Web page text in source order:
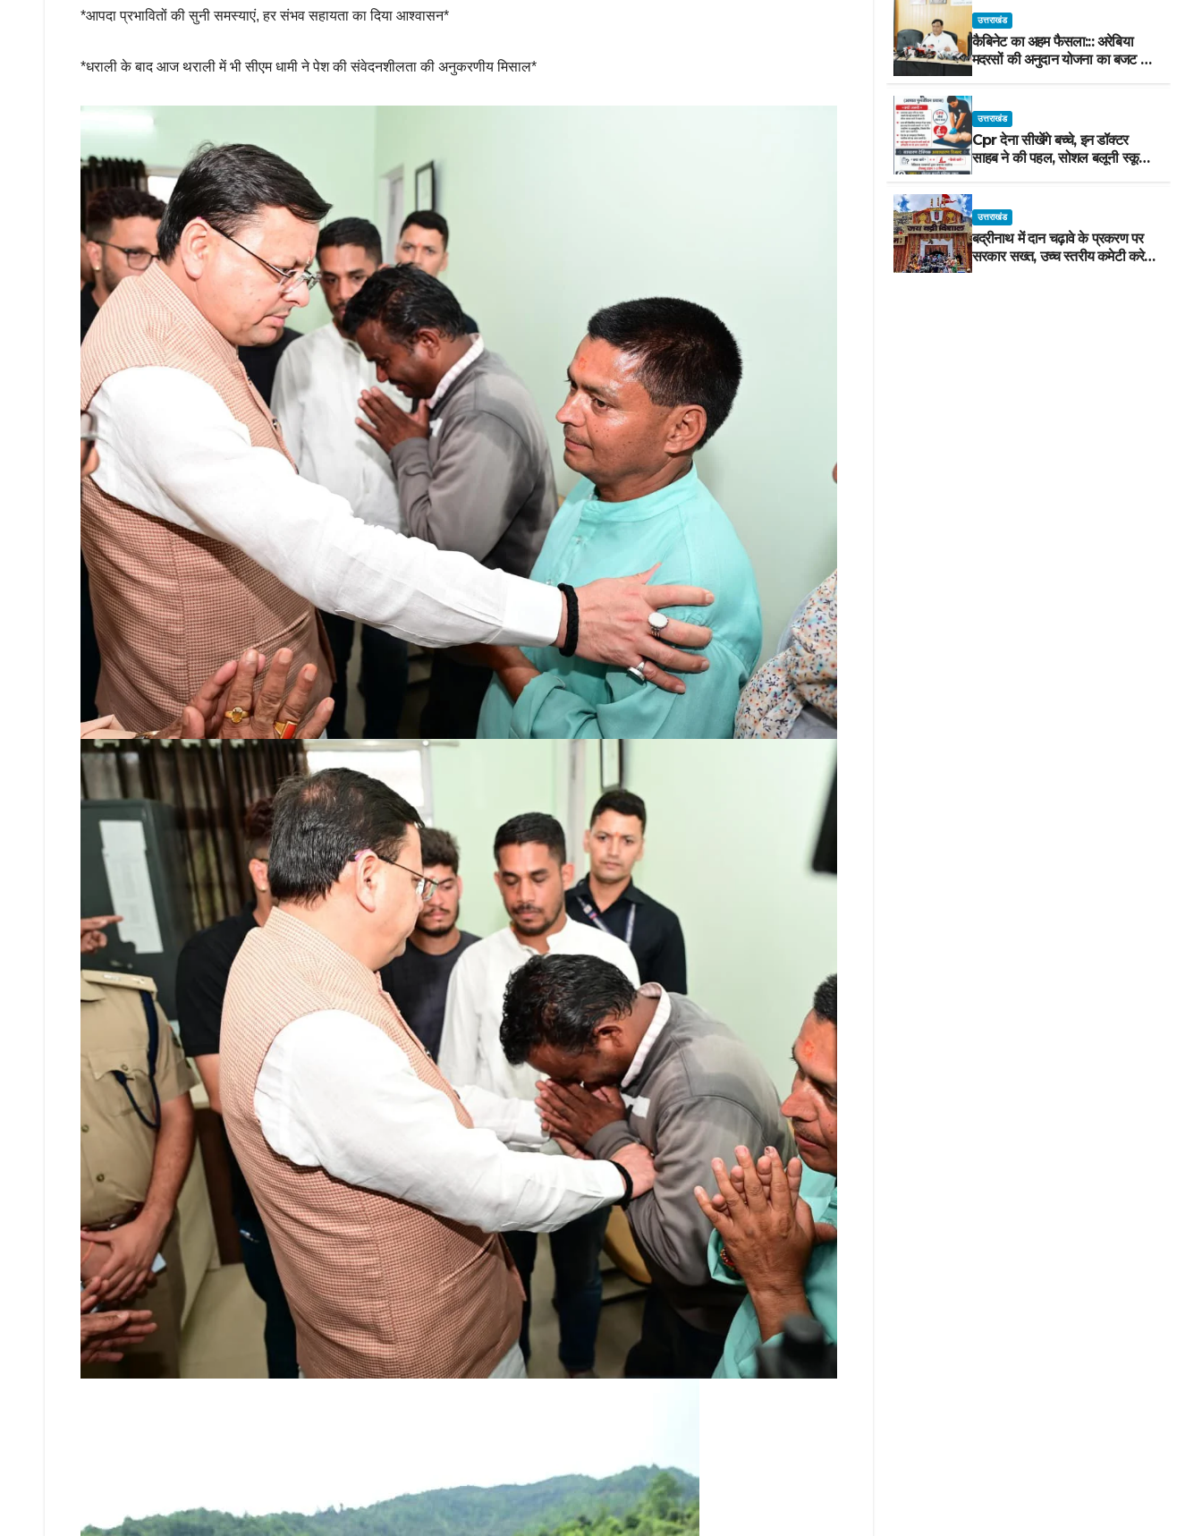
*आपदा प्रभावितों की सुनी समस्याएं, हर संभव सहायता का दिया आश्वासन*
*धराली के बाद आज थराली में भी सीएम धामी ने पेश की संवेदनशीलता की अनुकरणीय मिसाल*
उत्तराखंड
कैबिनेट का अहम फैसला::: अरेबिया
मदरसों की अनुदान योजना का बजट मद
वित्तीय वर्ष 2027-28 से समाप्त
उत्तराखंड
Cpr देना सीखेंगे बच्चे, इन डॉक्टर
साहब ने की पहल, सोशल बलूनी स्कूल
में मिलेगा प्रशिक्षण, 10 जुलाई को सुबह
8 से होगा प्रशिक्षण, प्रीतम भरतवाण ने
भी मुहिम को दिया समर्थन
उत्तराखंड
बद्रीनाथ में दान चढ़ावे के प्रकरण पर
सरकार सख्त, उच्च स्तरीय कमेटी करेगी
जांच, अनुशासनहीनता पर एक कार्मिक